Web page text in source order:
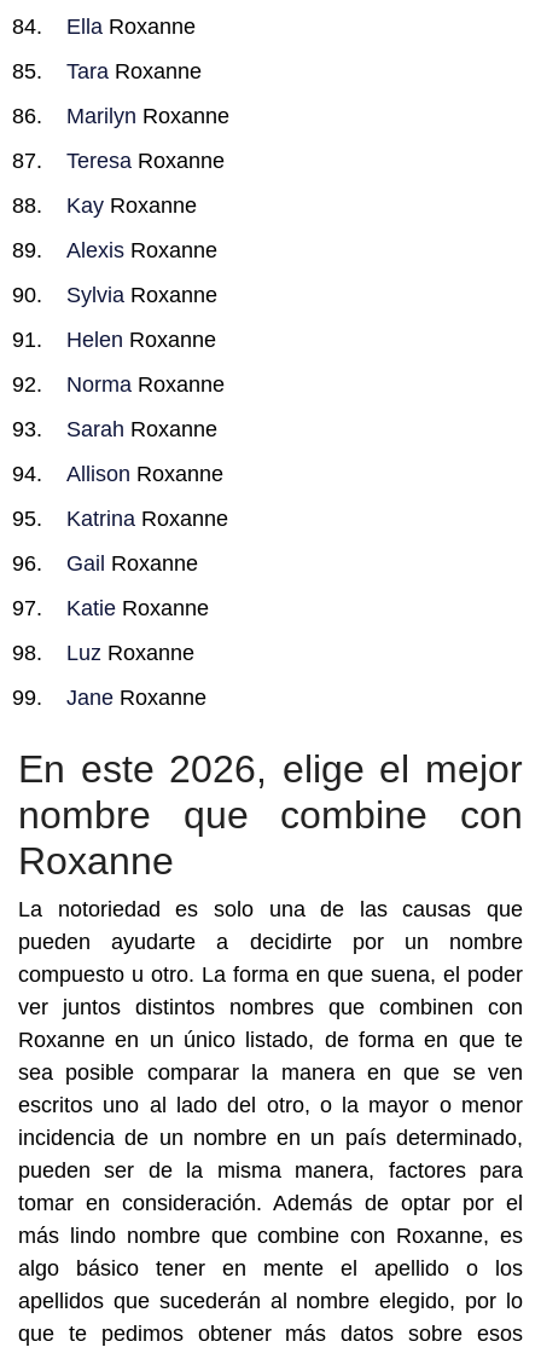
Ella Roxanne
Tara Roxanne
Marilyn Roxanne
Teresa Roxanne
Kay Roxanne
Alexis Roxanne
Sylvia Roxanne
Helen Roxanne
Norma Roxanne
Sarah Roxanne
Allison Roxanne
Katrina Roxanne
Gail Roxanne
Katie Roxanne
Luz Roxanne
Jane Roxanne
En este 2026, elige el mejor
nombre que combine con
Roxanne
La notoriedad es solo una de las causas que
pueden ayudarte a decidirte por un nombre
compuesto u otro. La forma en que suena, el poder
ver juntos distintos nombres que combinen con
Roxanne en un único listado, de forma en que te
sea posible comparar la manera en que se ven
escritos uno al lado del otro, o la mayor o menor
incidencia de un nombre en un país determinado,
pueden ser de la misma manera, factores para
tomar en consideración. Además de optar por el
más lindo nombre que combine con Roxanne, es
algo básico tener en mente el apellido o los
apellidos que sucederán al nombre elegido, por lo
que te pedimos obtener más datos sobre esos